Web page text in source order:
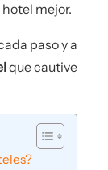
mejor.
paso y a
que cautive